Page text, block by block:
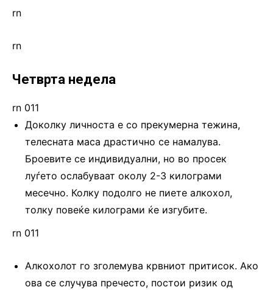
rn
rn
Четврта недела
rn 011
Доколку личноста е со прекумерна тежина,
телесната маса драстично се намалува.
Броевите се индивидуални, но во просек
луѓето ослабуваат околу 2-3 килограми
месечно. Колку подолго не пиете алкохол,
толку повеќе килограми ќе изгубите.
rn 011
Алкохолот го зголемува крвниот притисок. Ако
ова се случува пречесто, постои ризик од